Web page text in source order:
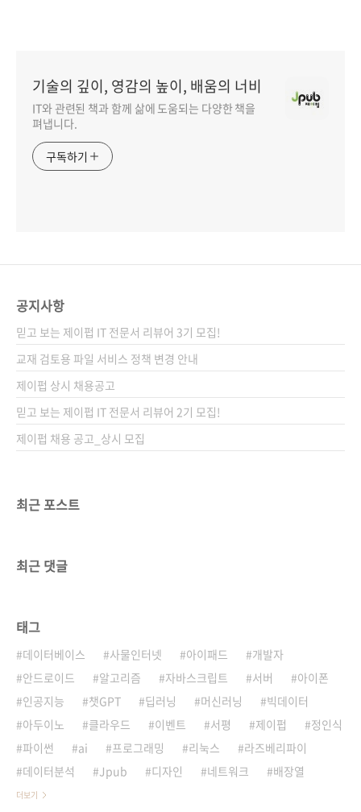
기술의 깊이, 영감의 높이, 배움의 너비
IT와 관련된 책과 함께 삶에 도움되는 다양한 책을
펴냅니다.
구독하기
공지사항
믿고 보는 제이펍 IT 전문서 리뷰어 3기 모집!
교재 검토용 파일 서비스 정책 변경 안내
제이펍 상시 채용공고
믿고 보는 제이펍 IT 전문서 리뷰어 2기 모집!
제이펍 채용 공고_상시 모집
최근 포스트
최근 댓글
태그
데이터베이스 사물인터넷 아이패드
개발자
안드로이드
알고리즘 자바스크립트 서버
아이폰
인공지능
챗GPT 딥러닝 머신러닝
빅데이터
아두이노
클라우드 이벤트 서평 제이펍
정인식
파이썬
ai 프로그래밍 리눅스
라즈베리파이
데이터분석
Jpub 디자인 네트워크 배장열
더보기